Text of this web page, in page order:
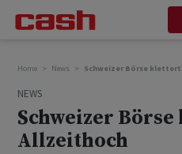
Home News Schweizer Börse
NEWS
Schweizer
Allzeithoch